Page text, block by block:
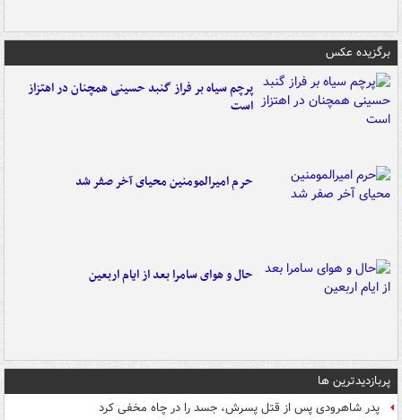
برگزیده عکس
پرچم سیاه بر فراز گنبد حسینی همچنان در اهتزاز
است
حرم امیرالمومنین محیای آخر صفر شد
حال و هوای سامرا بعد از ایام اربعین
پربازدیدترین ها
پدر شاهرودی پس از قتل پسرش، جسد را در چاه مخفی کرد